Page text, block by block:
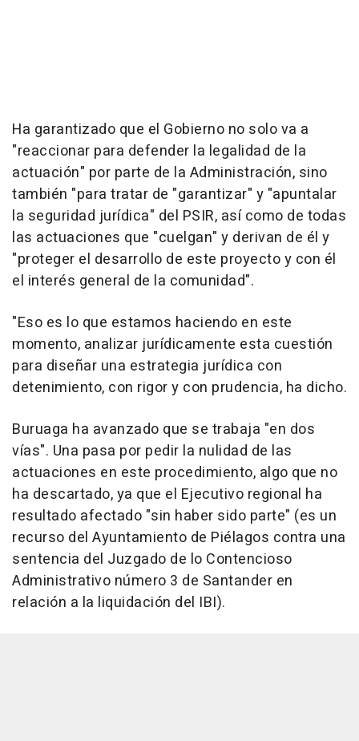
Ha garantizado que el Gobierno no solo va a
"reaccionar para defender la legalidad de la
actuación" por parte de la Administración, sino
también "para tratar de "garantizar" y "apuntalar
la seguridad jurídica" del PSIR, así como de todas
las actuaciones que "cuelgan" y derivan de él y
"proteger el desarrollo de este proyecto y con él
el interés general de la comunidad".
"Eso es lo que estamos haciendo en este
momento, analizar jurídicamente esta cuestión
para diseñar una estrategia jurídica con
detenimiento, con rigor y con prudencia, ha dicho.
Buruaga ha avanzado que se trabaja "en dos
vías". Una pasa por pedir la nulidad de las
actuaciones en este procedimiento, algo que no
ha descartado, ya que el Ejecutivo regional ha
resultado afectado "sin haber sido parte" (es un
recurso del Ayuntamiento de Piélagos contra una
sentencia del Juzgado de lo Contencioso
Administrativo número 3 de Santander en
relación a la liquidación del IBI).